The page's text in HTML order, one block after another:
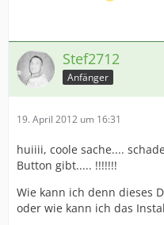
Stef2712
Anfänger
19. April 2012 um 16:31
huiiii, coole sache....
Button gibt..... !!!!!!!
Wie kann ich denn dieses
oder wie kann ich das